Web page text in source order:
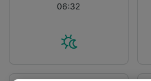
06:32